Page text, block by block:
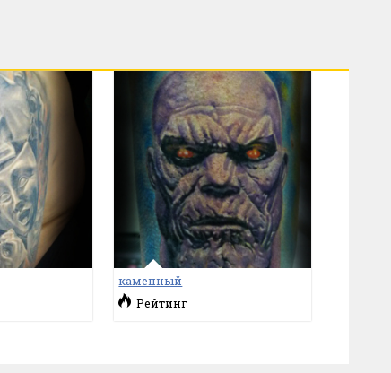
каменный
Рейтинг